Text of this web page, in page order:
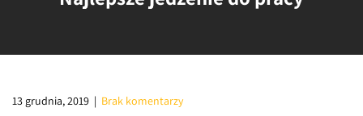
13 grudnia, 2019 | Brak komentarzy